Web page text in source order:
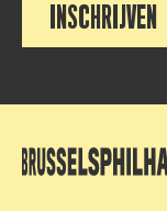
INSCHRIJVEN